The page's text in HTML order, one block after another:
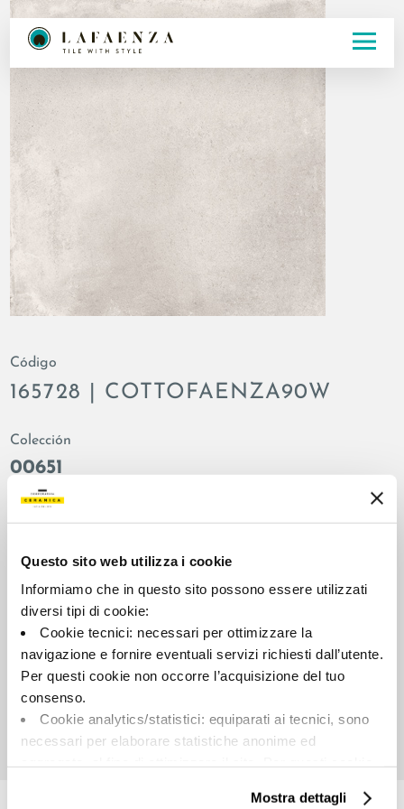
Questo sito web utilizza i cookie
Informiamo che in questo sito possono essere utilizzati
diversi tipi di cookie:
Cookie tecnici: necessari per ottimizzare la
navigazione e fornire eventuali servizi richiesti dall’utente.
Per questi cookie non occorre l’acquisizione del tuo
consenso.
Cookie analytics/statistici: equiparati ai tecnici, sono
necessari per elaborare statistiche anonime ed
Cookie di profilazione/marketing: sono utilizzati, solo
Mostra dettagli
Código
165728 | COTTOFAENZA90W
Colección
00651
Color:
Blanco
Fondo
Formato:
90.0x90.0
matt
opaco
Destonalización:
Unidad de medida:
MQ